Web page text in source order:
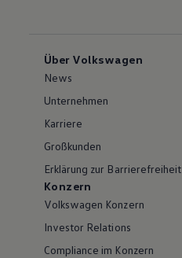
Über Volkswagen
News
Unternehmen
Karriere
Großkunden
Erklärung zur Barrierefreiheit
Konzern
Volkswagen Konzern
Investor Relations
Compliance im Konzern